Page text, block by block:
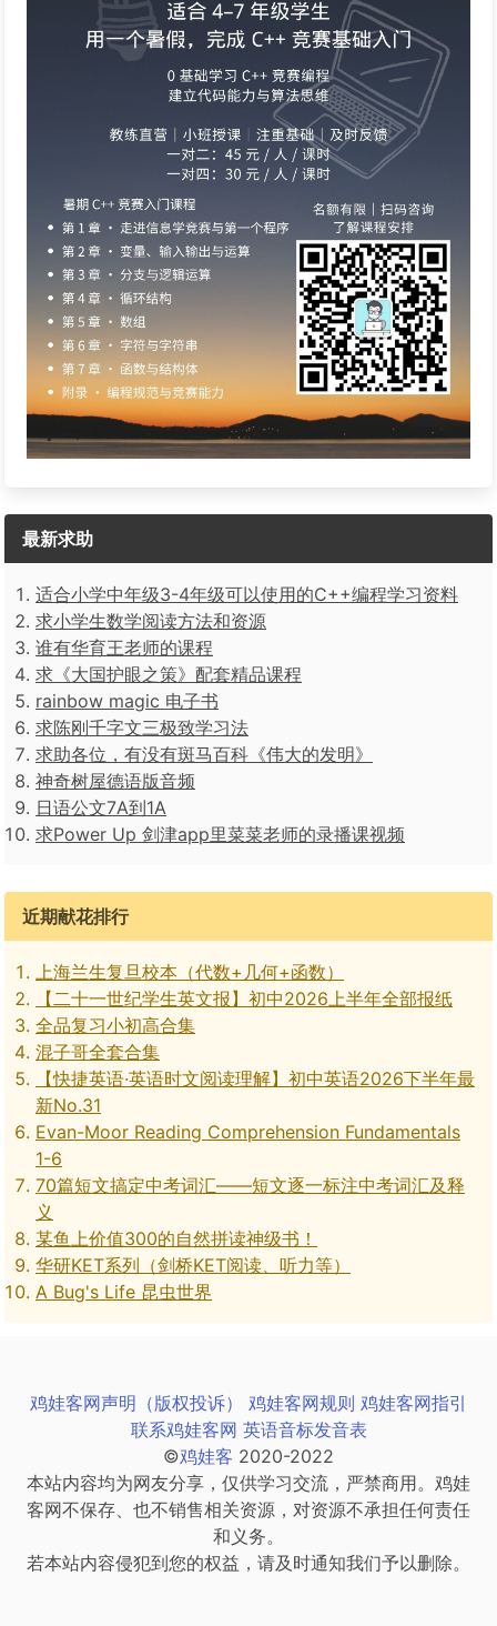
最新求助
适合小学中年级3-4年级可以使用的C++编程学习资料
求小学生数学阅读方法和资源
谁有华育王老师的课程
求《大国护眼之策》配套精品课程
rainbow magic 电子书
求陈刚千字文三极致学习法
求助各位，有没有斑马百科《伟大的发明》
神奇树屋德语版音频
日语公文7A到1A
求Power Up 剑津app里菜菜老师的录播课视频
近期献花排行
上海兰生复旦校本（代数+几何+函数）
【二十一世纪学生英文报】初中2026上半年全部报纸
全品复习小初高合集
混子哥全套合集
【快捷英语·英语时文阅读理解】初中英语2026下半年最
新No.31
Evan-Moor Reading Comprehension Fundamentals
1-6
70篇短文搞定中考词汇——短文逐一标注中考词汇及释
义
某鱼上价值300的自然拼读神级书！
华研KET系列（剑桥KET阅读、听力等）
A Bug's Life 昆虫世界
鸡娃客网声明（版权投诉） 鸡娃客网规则 鸡娃客网指引
联系鸡娃客网 英语音标发音表
©鸡娃客 2020-2022
本站内容均为网友分享，仅供学习交流，严禁商用。鸡娃
客网不保存、也不销售相关资源，对资源不承担任何责任
和义务。
若本站内容侵犯到您的权益，请及时通知我们予以删除。